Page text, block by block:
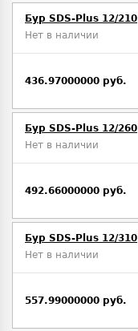
Бур SDS-Plus 12/210
Нет в наличии
436.97000000 руб.
Бур SDS-Plus 12/260
Нет в наличии
492.66000000 руб.
Бур SDS-Plus 12/310
Нет в наличии
557.99000000 руб.